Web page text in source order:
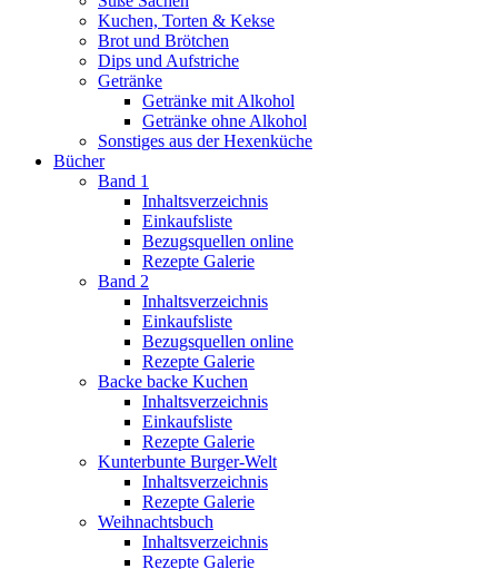
Kuchen, Torten & Kekse
Brot und Brötchen
Dips und Aufstriche
Getränke
Getränke mit Alkohol
Getränke ohne Alkohol
Sonstiges aus der Hexenküche
Bücher
Band 1
Inhaltsverzeichnis
Einkaufsliste
Bezugsquellen online
Rezepte Galerie
Band 2
Inhaltsverzeichnis
Einkaufsliste
Bezugsquellen online
Rezepte Galerie
Backe backe Kuchen
Inhaltsverzeichnis
Einkaufsliste
Rezepte Galerie
Kunterbunte Burger-Welt
Inhaltsverzeichnis
Rezepte Galerie
Weihnachtsbuch
Inhaltsverzeichnis
Rezepte Galerie